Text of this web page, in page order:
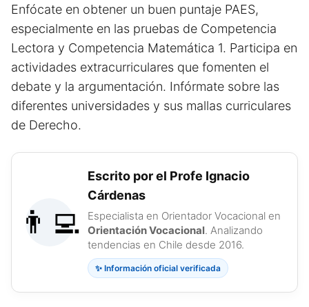
Enfócate en obtener un buen puntaje PAES,
especialmente en las pruebas de Competencia
Lectora y Competencia Matemática 1. Participa en
actividades extracurriculares que fomenten el
debate y la argumentación. Infórmate sobre las
diferentes universidades y sus mallas curriculares
de Derecho.
👨‍💻
Escrito por el Profe Ignacio
Cárdenas
Especialista en Orientador Vocacional en
Orientación Vocacional. Analizando
tendencias en Chile desde 2016.
✨ Información oficial verificada